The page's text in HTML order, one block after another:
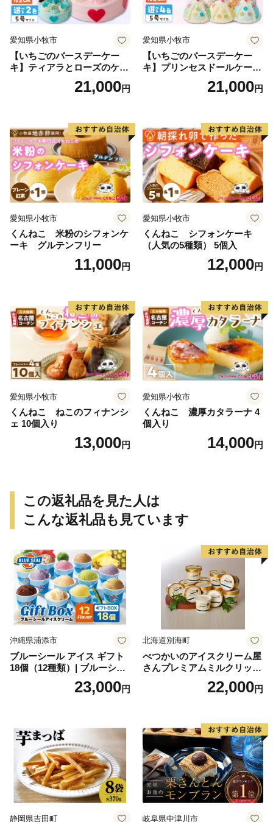
知多・美浜環状線」が運行
・離島（日間賀島・篠島）へのアクセス
「河和港」と「師崎港」より定期船が運行（名鉄海上
観光船）
愛知県小牧市
【いちごのバースデーケー
キ】ティアラとローズのケー
キ スイーツ デザート 洋菓
子 お取り寄せ 愛知県 小牧市
レーション ホールケーキ 日
時指定可
21,000円
愛知県小牧市
【いちごのバースデーケー
キ】プリンセスドールケーキ
日時指定可 スイーツ デザー
ト 洋菓子 お取り寄せ 愛知県
デコレーションケーキ ホー
ルケーキ 人形 かわいい こど
も
21,000円
愛知県小牧市
くんねこ 米粉のシフォンケ
ーキ グルテンフリー
11,000円
愛知県小牧市
くんねこ シフォンケーキ
（人気の5種類） 5個入
12,000円
愛知県小牧市
くんねこ ねこのフィナンシ
ェ 10個入り
13,000円
愛知県小牧市
くんねこ 濃厚カタラーナ 4
個入り
14,000円
この返礼品を見た人は
こんな返礼品も見ています
沖縄県浦添市
ブルーシール アイス ギフト
18個（12種類）| ブルーシー
ルアイス ブルーシールアイ
スクリーム 着日指定可能 送
誕生日 カップ 詰め合わせ バ
ラエティ | バニラ チョコレー
ト ストロベリー ピスタチオ
バニラ＆クッキー ウベ 沖縄
紅イモ 塩ちんすこう 沖縄シ
ークヮーサー 沖縄黒糖 琉球
ロイヤルミルクティ 沖縄パ
イン
23,000円
北海道別海町
べつかいのアイスクリーム屋
さんプレミアムミルクリッチ
12個（AP-01）（ 北海道アイ
ス 北海道産アイス アイス ア
道産アイス 道産アイスクリ
ーム ギフト 詰合せ 詰め合わ
せ ふるさと納税 ）
22,000円
静岡県吉田町 岐阜県中津川市